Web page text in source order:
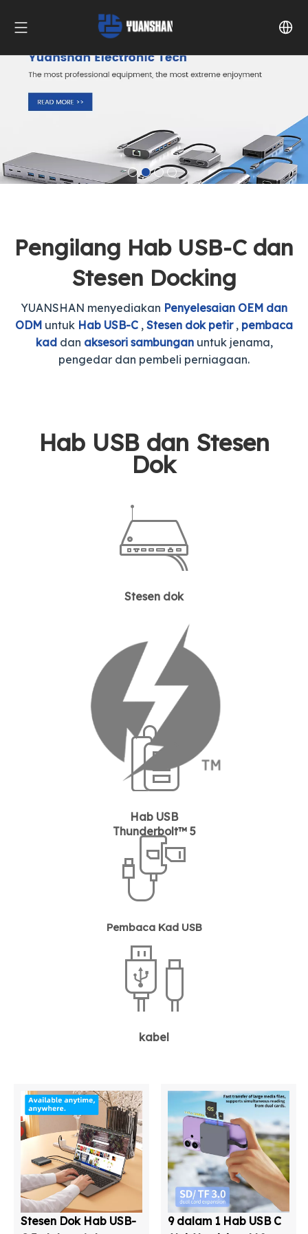
Pengilang Hab USB-C dan
Stesen Docking
YUANSHAN menyediakan Penyelesaian OEM dan
ODM untuk Hab USB-C , Stesen dok petir , pembaca
kad dan aksesori sambungan untuk jenama,
pengedar dan pembeli perniagaan.
Hab USB dan Stesen
Dok
Stesen dok
Thunderbolt™ 5
Hab USB
Pembaca Kad USB
kabel
Stesen Dok Hab USB-
9 dalam 1 Hab USB C